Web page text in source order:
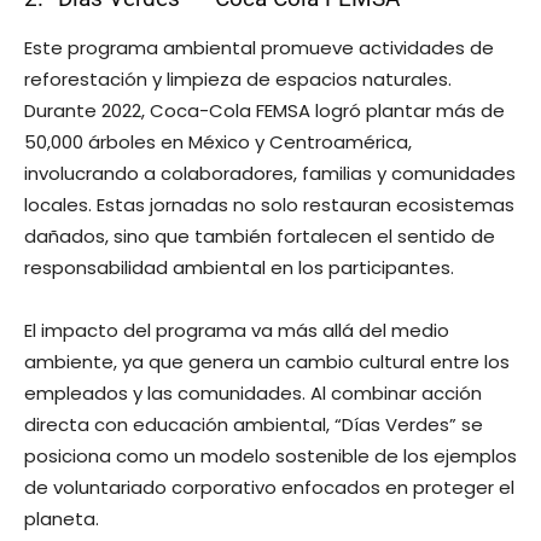
Este programa ambiental promueve actividades de
reforestación y limpieza de espacios naturales.
Durante 2022, Coca-Cola FEMSA logró plantar más de
50,000 árboles en México y Centroamérica,
involucrando a colaboradores, familias y comunidades
locales. Estas jornadas no solo restauran ecosistemas
dañados, sino que también fortalecen el sentido de
responsabilidad ambiental en los participantes.
El impacto del programa va más allá del medio
ambiente, ya que genera un cambio cultural entre los
empleados y las comunidades. Al combinar acción
directa con educación ambiental, “Días Verdes” se
posiciona como un modelo sostenible de los ejemplos
de voluntariado corporativo enfocados en proteger el
planeta.